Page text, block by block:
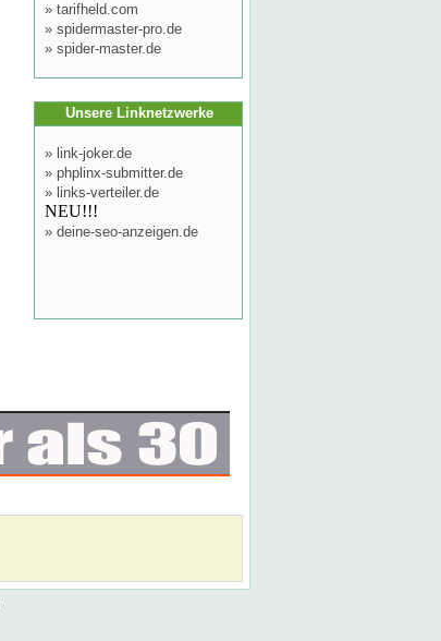
» tarifheld.com
» spidermaster-pro.de
» spider-master.de
Unsere Linknetzwerke
» link-joker.de
» phplinx-submitter.de
» links-verteiler.de
NEU!!!
» deine-seo-anzeigen.de